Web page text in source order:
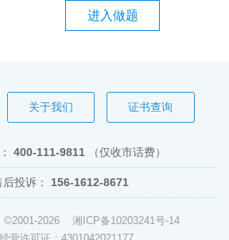
进入做题
关于我们 证书查询
400-111-9811 （仅收市话费）
后投诉： 156-1612-8671
©2001-2026 湘ICP备10203241号-14